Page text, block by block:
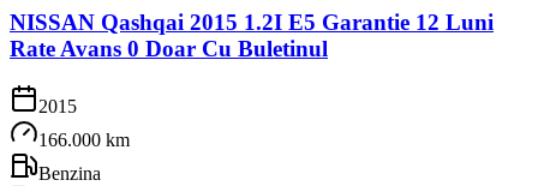
NISSAN Qashqai 2015 1.2I E5 Garantie 12 Luni
Rate Avans 0 Doar Cu Buletinul
2015
166.000 km
Benzina